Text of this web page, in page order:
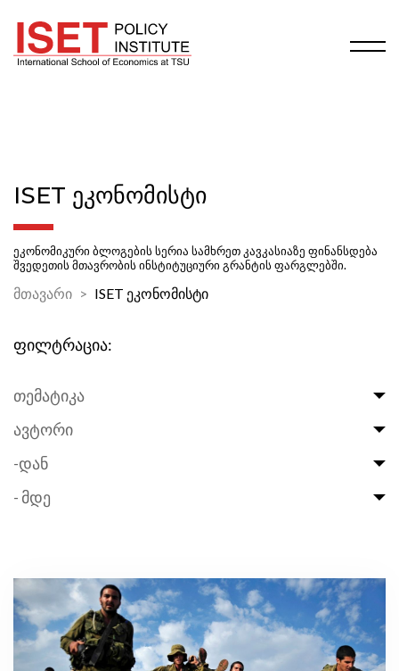
ISET ᲔᲙᲝᲜᲝᲛᲘᲡᲢᲘ
ეკონომიკური ბლოგების სერია სამხრეთ კავკასიაზე ფინანსდება
შვედეთის მთავრობის ინსტიტუციური გრანტის ფარგლებში.
მთავარი ISET ეკონომისტი
ფილტრაცია:
თემატიკა
ავტორი
-დან
- მდე